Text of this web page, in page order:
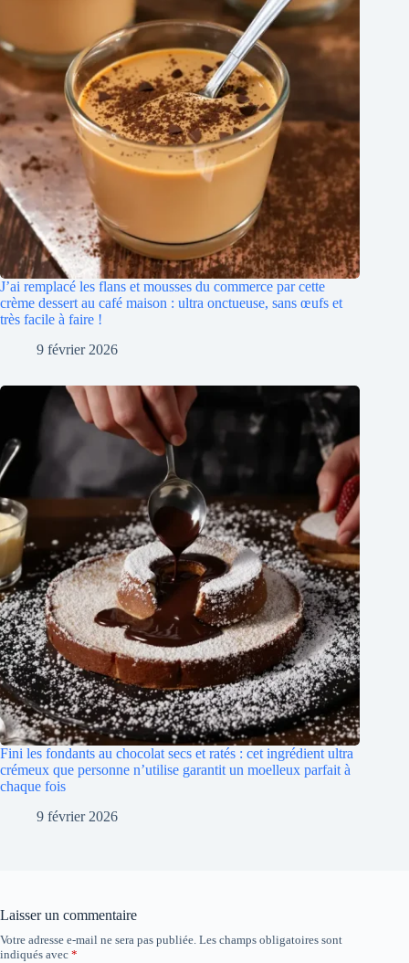
J’ai remplacé les flans et mousses du commerce par cette
crème dessert au café maison : ultra onctueuse, sans œufs et
très facile à faire !
9 février 2026
Fini les fondants au chocolat secs et ratés : cet ingrédient ultra
crémeux que personne n’utilise garantit un moelleux parfait à
chaque fois
9 février 2026
Laisser un commentaire
Votre adresse e-mail ne sera pas publiée. Les champs obligatoires sont
indiqués avec *